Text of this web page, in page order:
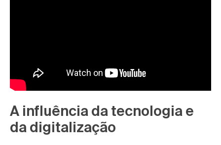
A influência da tecnologia e
da digitalização